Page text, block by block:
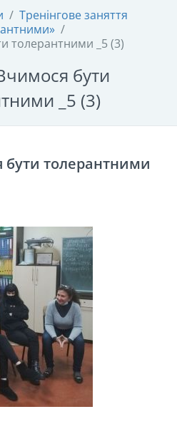
/ Тренінгове заняття
/
толерантними _5 (3)
бути
_5 (3)
бути толерантними